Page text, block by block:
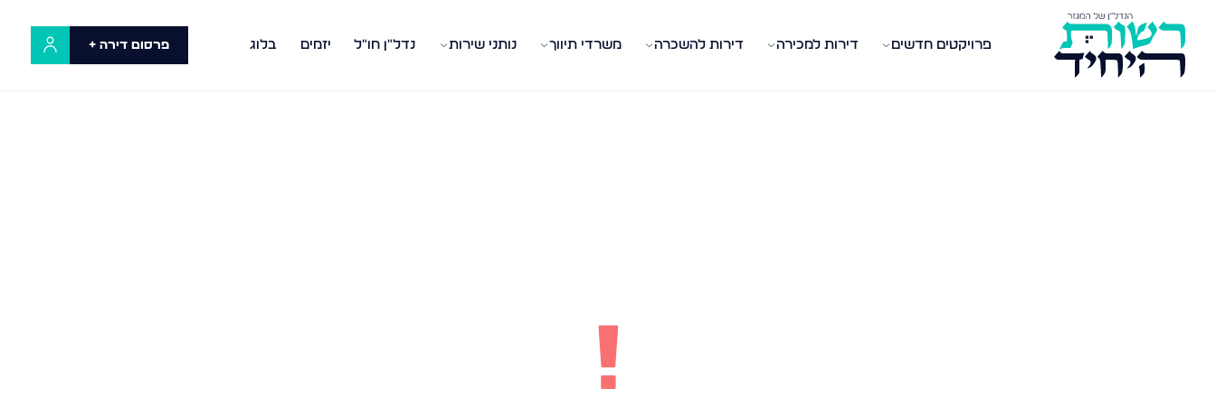
פרויקטים חדשים דירות למכירה דירות להשכרה משרדי תיווך נותני שירות נדל"ן חו"ל יזמים בלוג פרסום דירה +
!